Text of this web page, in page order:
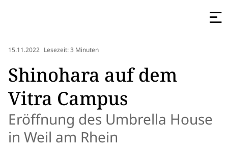
15.11.2022 Lesezeit: 3 Minuten
Shinohara auf dem
Vitra Campus
Eröffnung des Umbrella House
in Weil am Rhein